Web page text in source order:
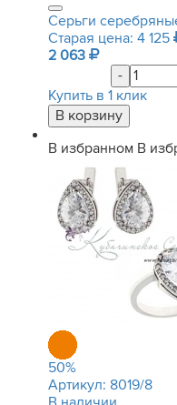
Серьги
Старая цена: 4 125
2 063
-
Купить в 1 клик
В избранном В
50%
Артикул: 8019/8